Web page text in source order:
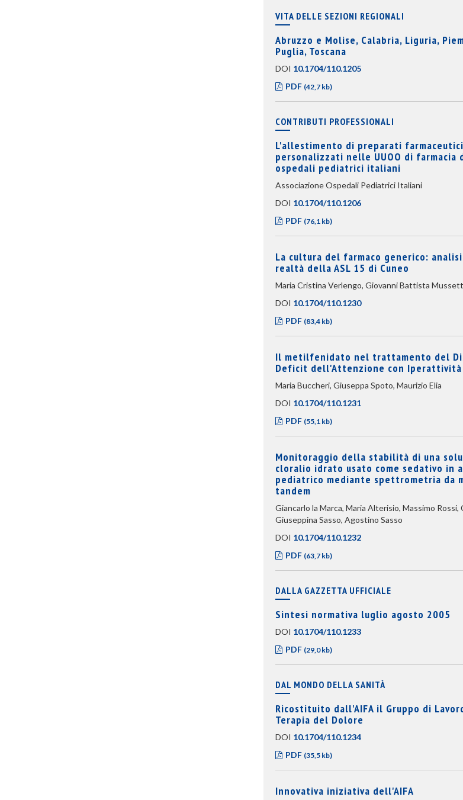
VITA DELLE SEZIONI REGIONALI
Abruzzo e Molise, Calabria, Liguria,
Puglia, Toscana
DOI 10.1704/110.1205
PDF (42,7 kb)
CONTRIBUTI PROFESSIONALI
L'allestimento di preparati farmaceutici
personalizzati nelle UUOO di farmacia
ospedali pediatrici italiani
Associazione Ospedali Pediatrici Italiani
DOI 10.1704/110.1206
PDF (76,1 kb)
La cultura del farmaco generico:
realtà della ASL 15 di Cuneo
Maria Cristina Verlengo, Giovanni Battista
DOI 10.1704/110.1230
PDF (83,4 kb)
Il metilfenidato nel trattamento del
Deficit dell'Attenzione con Iperattività
Maria Buccheri, Giuseppa Spoto, Maurizio Elia
DOI 10.1704/110.1231
PDF (55,1 kb)
Monitoraggio della stabilità di una
cloralio idrato usato come sedativo in
pediatrico mediante spettrometria da
tandem
Giancarlo la Marca, Maria Alterisio, Massimo Rossi,
Giuseppina Sasso, Agostino Sasso
DOI 10.1704/110.1232
PDF (63,7 kb)
DALLA GAZZETTA UFFICIALE
Sintesi normativa luglio agosto 2005
DOI 10.1704/110.1233
PDF (29,0 kb)
DAL MONDO DELLA SANITÀ
Ricostituito dall'AIFA il Gruppo di
Terapia del Dolore
DOI 10.1704/110.1234
PDF (35,5 kb)
Innovativa iniziativa dell'AIFA